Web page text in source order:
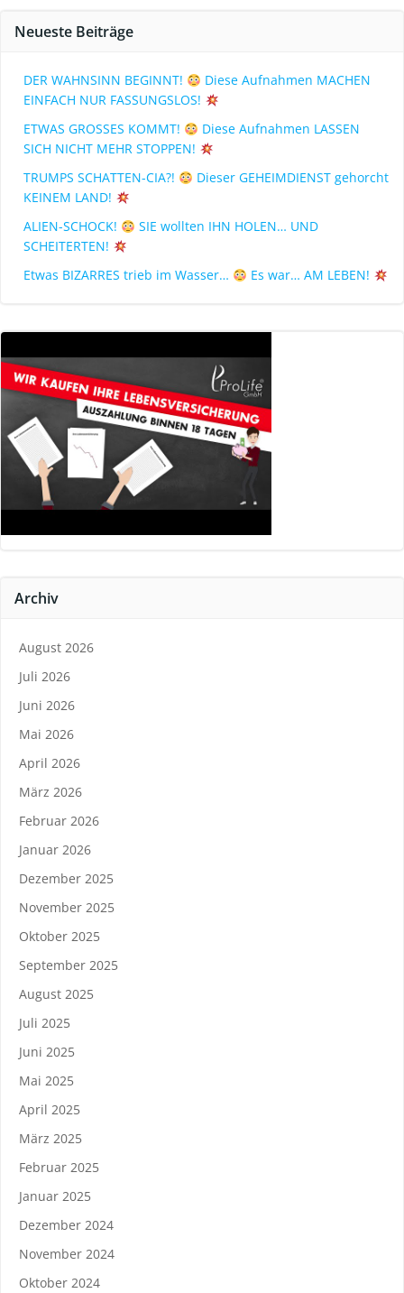
Neueste Beiträge
DER WAHNSINN BEGINNT!
Diese Aufnahmen MACHEN
EINFACH NUR FASSUNGSLOS!
ETWAS GROSSES KOMMT!
Diese Aufnahmen LASSEN
SICH NICHT MEHR STOPPEN!
TRUMPS SCHATTEN-CIA?!
Dieser GEHEIMDIENST gehorcht
KEINEM LAND!
ALIEN-SCHOCK!
SIE wollten IHN HOLEN… UND
SCHEITERTEN!
Etwas BIZARRES trieb im Wasser…
Es war… AM LEBEN!
Archiv
August 2026
Juli 2026
Juni 2026
Mai 2026
April 2026
März 2026
Februar 2026
Januar 2026
Dezember 2025
November 2025
Oktober 2025
September 2025
August 2025
Juli 2025
Juni 2025
Mai 2025
April 2025
März 2025
Februar 2025
Januar 2025
Dezember 2024
November 2024
Oktober 2024